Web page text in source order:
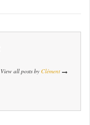
View all posts by Clément